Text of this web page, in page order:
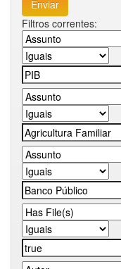
Filtros correntes: